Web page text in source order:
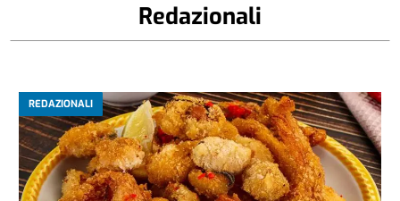
Redazionali
REDAZIONALI